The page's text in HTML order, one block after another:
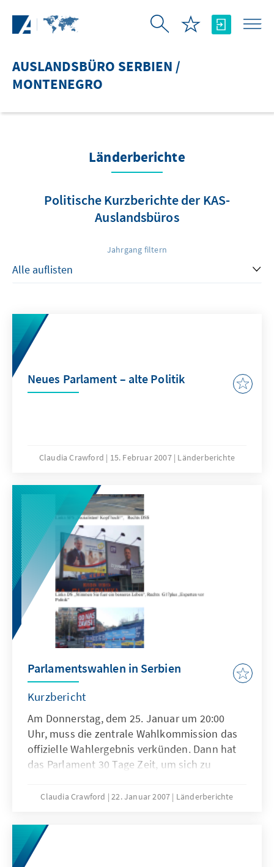
AUSLANDSBÜRO SERBIEN /
MONTENEGRO
Länderberichte
Politische Kurzberichte der KAS-
Auslandsbüros
Jahrgang filtern
Neues Parlament – alte Politik
Claudia Crawford 15. Februar 2007 Länderberichte
Parlamentswahlen in Serbien
Kurzbericht
Am Donnerstag, dem 25. Januar um 20:00
Uhr, muss die zentrale Wahlkommission das
offizielle Wahlergebnis verkünden. Dann hat
das Parlament 30 Tage Zeit, um sich zu
die Regierungsbildung, die 90 Tag beträgt. Das
die neue Regierung feststehen.
Claudia Crawford 22. Januar 2007 Länderberichte